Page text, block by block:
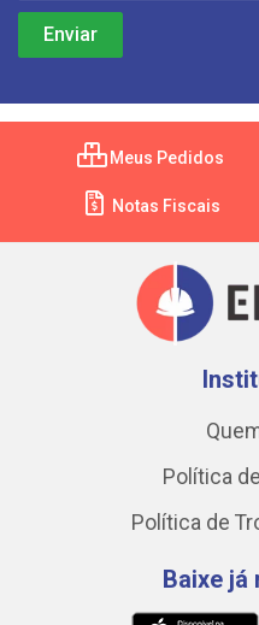
Meus Pedidos
Notas Fiscais
Política
Política de
Baixe já